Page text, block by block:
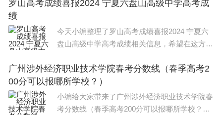
招生选科要求如下： 一、物理类考生专业可选
罗山高考成绩喜报2024 宁夏六盘山高级中学高考成
绩
今天小编整理了罗山高考成绩喜报2024 宁夏六
盘山高级中学高考成绩相关信息，希望在这方面
高考成绩：宁夏六盘山高中有1925名学生参加
高考，本科上线1845人，上
广州涉外经济职业技术学院春考分数线（春季高考2
00分可以报哪所学校？）
小编给大家带来了广州涉外经济职业技术学院春
考分数线（春季高考200分可以报哪所学校？）